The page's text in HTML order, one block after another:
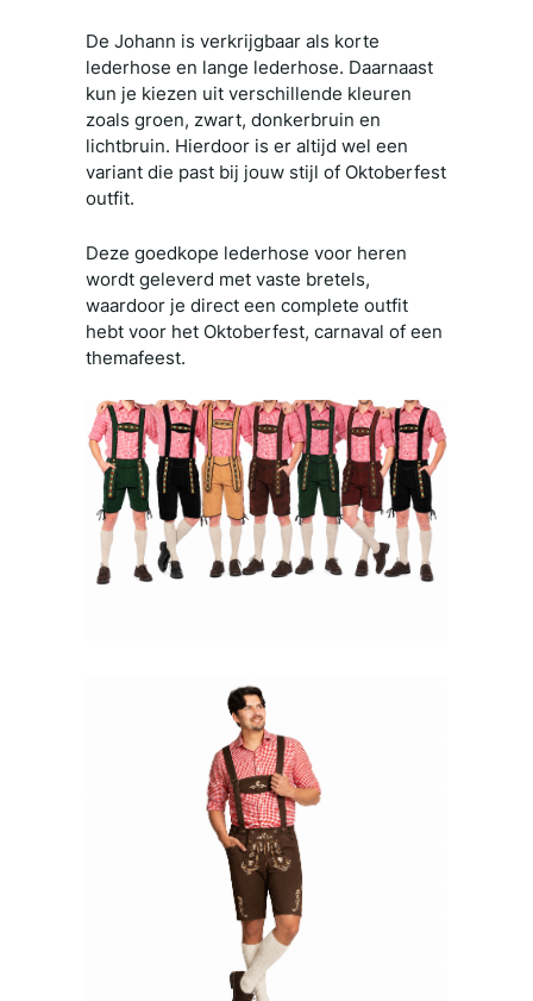
De Johann is verkrijgbaar als korte
lederhose en lange lederhose. Daarnaast
kun je kiezen uit verschillende kleuren
zoals groen, zwart, donkerbruin en
lichtbruin. Hierdoor is er altijd wel een
variant die past bij jouw stijl of Oktoberfest
outfit.
Deze goedkope lederhose voor heren
wordt geleverd met vaste bretels,
waardoor je direct een complete outfit
hebt voor het Oktoberfest, carnaval of een
themafeest.